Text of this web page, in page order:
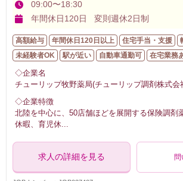
09:00〜18:30
年間休日120日 変則週休2日制
高額給与 年間休日120日以上 住宅手当・支援
未経験者OK
駅が近い 自動車通勤可 在宅業務
◇企業名
チューリップ牧野薬局(チューリップ調剤株式会
◇企業特徴
北陸を中心に、50店舗ほどを展開する保険調剤
休暇、育児休...
求人の詳細を見る 問